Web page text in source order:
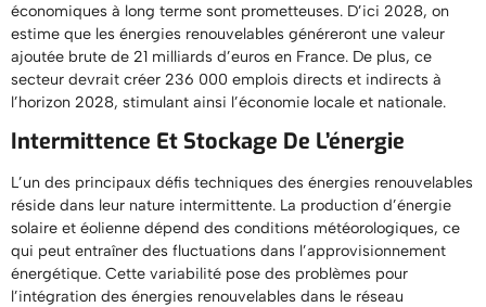
économiques à long terme sont prometteuses. D’ici 2028, on
estime que les énergies renouvelables généreront une valeur
ajoutée brute de 21 milliards d’euros en France. De plus, ce
secteur devrait créer 236 000 emplois directs et indirects à
l’horizon 2028, stimulant ainsi l’économie locale et nationale.
Intermittence Et Stockage De L’énergie
L’un des principaux défis techniques des énergies renouvelables
réside dans leur nature intermittente. La production d’énergie
solaire et éolienne dépend des conditions météorologiques, ce
qui peut entraîner des fluctuations dans l’approvisionnement
énergétique. Cette variabilité pose des problèmes pour
l’intégration des énergies renouvelables dans le réseau